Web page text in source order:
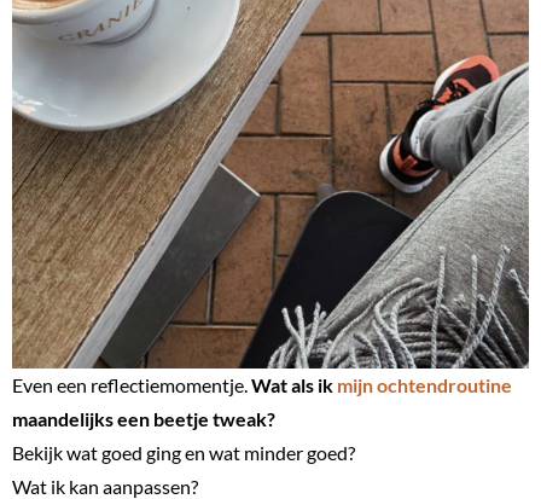
Even een reflectiemomentje. Wat als ik mijn ochtendroutine
maandelijks een beetje tweak?
Bekijk wat goed ging en wat minder goed?
Wat ik kan aanpassen?